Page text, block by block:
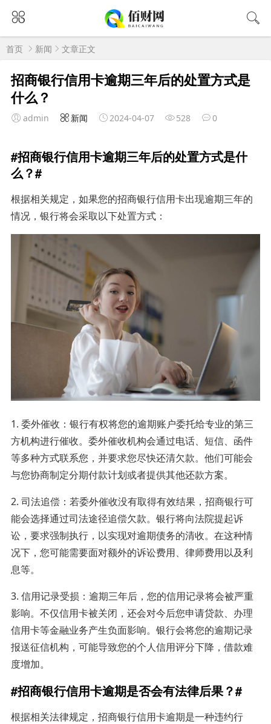
首页 新闻 文章正文
招商银行信用卡逾期三年后的处置方式是
什么？
admin 新闻 2024-04-07 528 0
#招商银行信用卡逾期三年后的处置方式是什
么？#
根据相关规定，如果您的招商银行信用卡出现逾期三年的
情况，银行将会采取以下处置方式：
1. 委外催收：银行有权将您的逾期账户委托给专业的第三
方机构进行催收。委外催收机构会通过电话、短信、函件
等多种方式联系您，并要求您尽快还清欠款。他们可能会
与您协商制定分期付款计划或者提供其他还款方案。
2. 司法追偿：若委外催收没有取得有效结果，招商银行可
能会选择通过司法途径追偿欠款。银行将向法院提起诉
讼，要求强制执行，以实现对逾期债务的清收。在这种情
况下，您可能需要面对额外的诉讼费用、律师费用以及利
息等。
3. 信用记录受损：逾期三年后，您的信用记录将会被严重
影响。不仅信用卡被关闭，还会对今后您申请贷款、办理
信用卡等金融业务产生负面影响。银行会将您的逾期记录
报送征信机构，可能导致您的个人信用评分下降，借款难
度增加。
#招商银行信用卡逾期是否会有法律后果？#
根据相关法律规定，招商银行信用卡逾期是一种违约行